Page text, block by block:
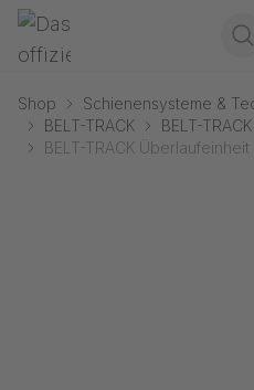
Navigation überspringen
Gerriets
Shop Schienensysteme &
BELT-TRACK
BELT-
BELT-TRACK Überlaufeinheit